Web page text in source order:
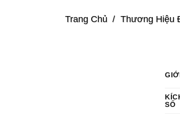
Trang Chủ / Thương Hiệu
SỐ